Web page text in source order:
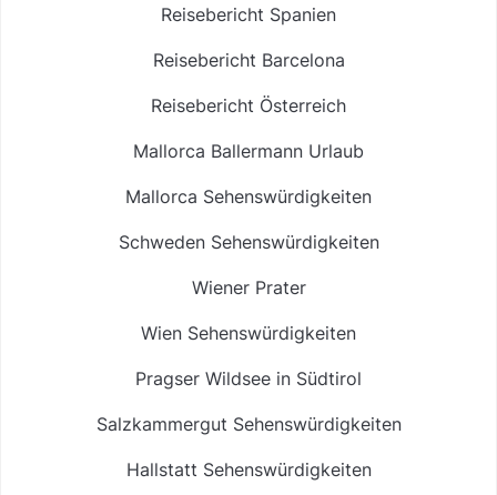
Reisebericht Spanien
Reisebericht Barcelona
Reisebericht Österreich
Mallorca Ballermann Urlaub
Mallorca Sehenswürdigkeiten
Schweden Sehenswürdigkeiten
Wiener Prater
Wien Sehenswürdigkeiten
Pragser Wildsee in Südtirol
Salzkammergut Sehenswürdigkeiten
Hallstatt Sehenswürdigkeiten